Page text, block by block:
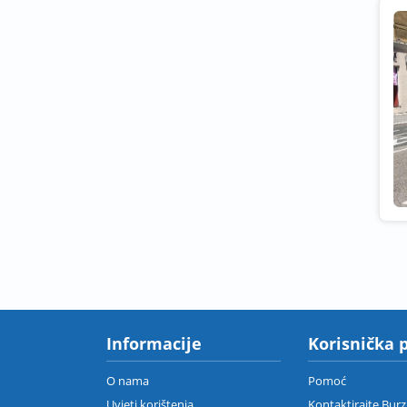
Informacije
O nama
Korisnička
Pomoć